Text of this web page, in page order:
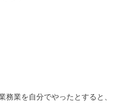
務業を自分でやったとすると、